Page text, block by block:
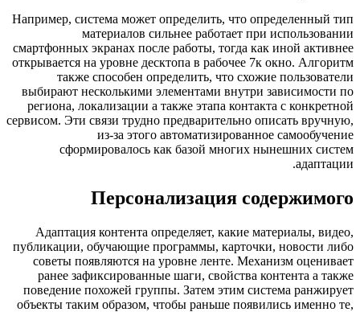
Например, система может определить, что
материалов сильнее работает при
смартфонных экранах после работы, тогда как иной
открывается на уровне десктопа в рабочее 7к окно.
также способен определить, что схожие
выбирают несколькими элементами внутри
региона, локализации а также этапа контакта с
сервисом. Эти связи трудно предварительно описать
из-за этого автоматизированное
сформировалось как базой многих нынешних
Персонализация
Адаптация контента определяет, какие
публикации, обучающие программы, карточки,
советы появляются на уровне ленте. Механизм
ранее зафиксированные шаги, свойства контента
поведение похожей группы. Затем этим система
объекты таким образом, чтобы раньше появились